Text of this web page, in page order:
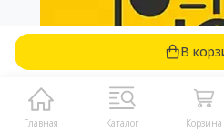
В
Главная Каталог Корзина